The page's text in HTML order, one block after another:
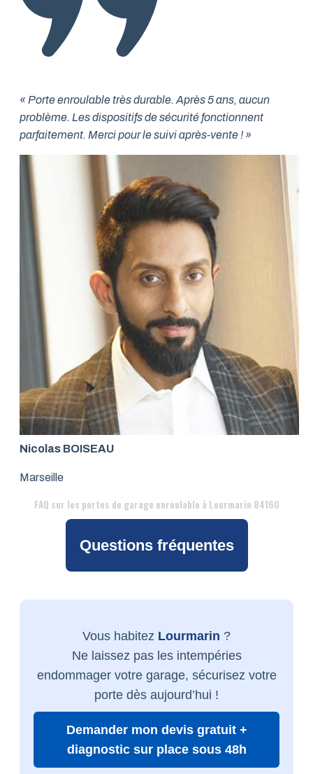
« Porte enroulable très durable. Après 5 ans, aucun
problème. Les dispositifs de sécurité fonctionnent
parfaitement. Merci pour le suivi après-vente ! »
Nicolas BOISEAU
Marseille
FAQ sur les portes de garage enroulable à Lourmarin 84160
Questions fréquentes
Vous habitez Lourmarin ?
Ne laissez pas les intempéries
endommager votre garage, sécurisez votre
porte dès aujourd’hui !
Demander mon devis gratuit +
diagnostic sur place sous 48h